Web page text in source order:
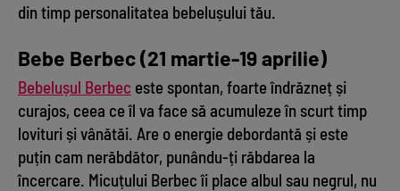
din timp personalitatea bebelușului tău.
Bebe Berbec (21 martie-19 aprilie)
Bebelușul Berbec este spontan, foarte îndrăzneț și
curajos, ceea ce îl va face să acumuleze în scurt timp
lovituri și vânătăi. Are o energie debordantă și este
puțin cam nerăbdător, punându-ți răbdarea la
încercare. Micuțului Berbec îi place albul sau negrul, nu